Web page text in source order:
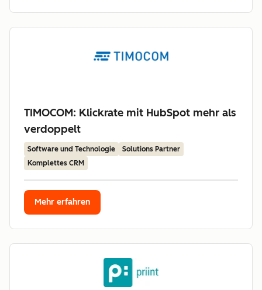
TIMOCOM: Klickrate mit HubSpot mehr als
verdoppelt
Software und Technologie
Solutions Partner
Komplettes CRM
Mehr erfahren